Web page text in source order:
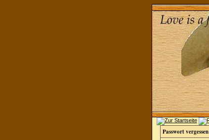
Passwort vergessen